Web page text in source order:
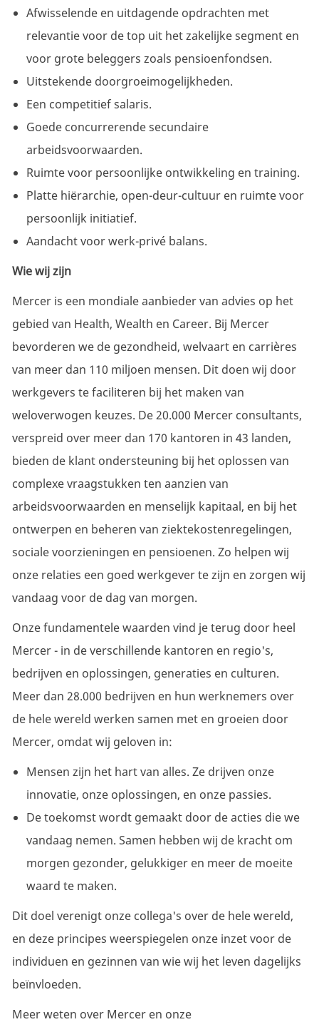
Afwisselende en uitdagende opdrachten met
relevantie voor de top uit het zakelijke segment en
voor grote beleggers zoals pensioenfondsen.
Uitstekende doorgroeimogelijkheden.
Een competitief salaris.
Goede concurrerende secundaire
arbeidsvoorwaarden.
Ruimte voor persoonlijke ontwikkeling en training.
Platte hiërarchie, open-deur-cultuur en ruimte voor
persoonlijk initiatief.
Aandacht voor werk-privé balans.
Wie wij zijn
Mercer is een mondiale aanbieder van advies op het
gebied van Health, Wealth en Career. Bij Mercer
bevorderen we de gezondheid, welvaart en carrières
van meer dan 110 miljoen mensen. Dit doen wij door
werkgevers te faciliteren bij het maken van
weloverwogen keuzes. De 20.000 Mercer consultants,
verspreid over meer dan 170 kantoren in 43 landen,
bieden de klant ondersteuning bij het oplossen van
complexe vraagstukken ten aanzien van
arbeidsvoorwaarden en menselijk kapitaal, en bij het
ontwerpen en beheren van ziektekostenregelingen,
sociale voorzieningen en pensioenen. Zo helpen wij
onze relaties een goed werkgever te zijn en zorgen wij
vandaag voor de dag van morgen.
Onze fundamentele waarden vind je terug door heel
Mercer - in de verschillende kantoren en regio's,
bedrijven en oplossingen, generaties en culturen.
Meer dan 28.000 bedrijven en hun werknemers over
de hele wereld werken samen met en groeien door
Mercer, omdat wij geloven in:
Mensen zijn het hart van alles. Ze drijven onze
innovatie, onze oplossingen, en onze passies.
De toekomst wordt gemaakt door de acties die we
vandaag nemen. Samen hebben wij de kracht om
morgen gezonder, gelukkiger en meer de moeite
waard te maken.
Dit doel verenigt onze collega's over de hele wereld,
en deze principes weerspiegelen onze inzet voor de
individuen en gezinnen van wie wij het leven dagelijks
beïnvloeden.
Meer weten over Mercer en onze